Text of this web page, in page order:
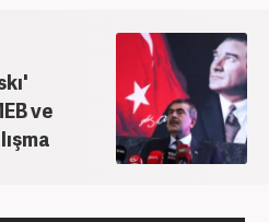
haberciliğine başladı. 15
sayıda gazete, haber portalı
Meslek hayatına
Editörü” olarak devam
Evli ve 2 çocuk annesidir.
ve